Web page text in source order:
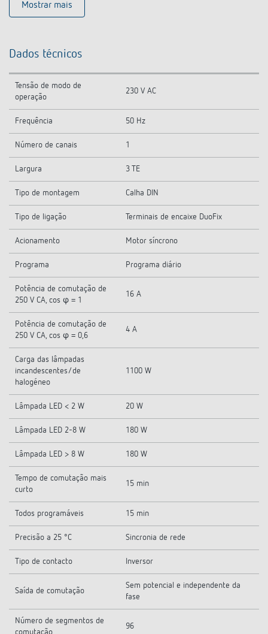
Mostrar mais
Dados técnicos
Tensão de modo de
operação
230 V AC
Frequência 50 Hz
Número de canais 1
Largura 3 TE
Tipo de montagem Calha DIN
Tipo de ligação Terminais de encaixe DuoFix
Acionamento Motor síncrono
Programa Programa diário
Potência de comutação de
250 V CA, cos φ = 1
16 A
Potência de comutação de
250 V CA, cos φ = 0,6
4 A
Carga das lâmpadas
incandescentes/de
halogéneo
1100 W
Lâmpada LED < 2 W 20 W
Lâmpada LED 2-8 W 180 W
Lâmpada LED > 8 W 180 W
Tempo de comutação mais
curto
15 min
Todos programáveis 15 min
Precisão a 25 °C Sincronia de rede
Tipo de contacto Inversor
Saída de comutação
Sem potencial e independente da
fase
Número de segmentos de
comutação
96